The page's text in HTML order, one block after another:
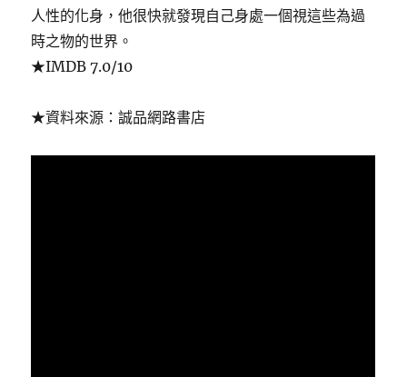
人性的化身，他很快就發現自己身處一個視這些為過
時之物的世界。
★IMDB 7.0/10
★資料來源：誠品網路書店